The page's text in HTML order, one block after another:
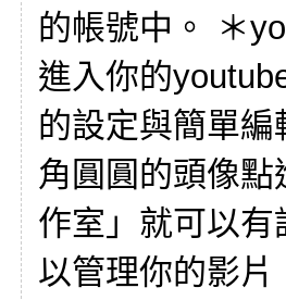
的帳號中。 ＊
進入你的
的設定與簡單
角圓圓的頭像
作室」就可以
以管理你的影